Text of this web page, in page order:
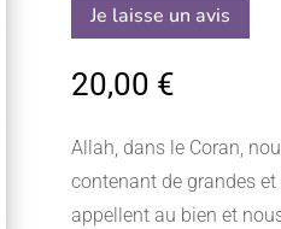
Je laisse un avis
20,00 €
Allah, dans le Coran,
contenant de grandes et
appellent au bien et